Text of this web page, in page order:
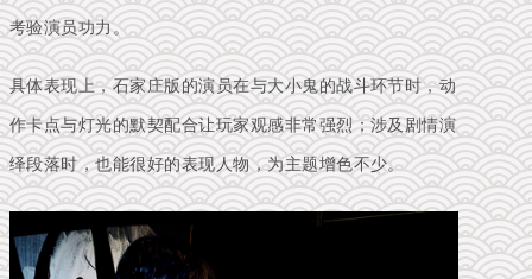
考验演员功力。
具体表现上，石家庄版的演员在与大小鬼的战斗环节时，动
作卡点与灯光的默契配合让玩家观感非常强烈；涉及剧情演
绎段落时，也能很好的表现人物，为主题增色不少。